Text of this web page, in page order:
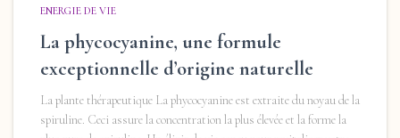
ENERGIE DE VIE
La phycocyanine, une formule
exceptionnelle d’origine naturelle
La plante thérapeutique La phycocyanine est extraite du noyau de la
spiruline. Ceci assure la concentration la plus élevée et la forme la